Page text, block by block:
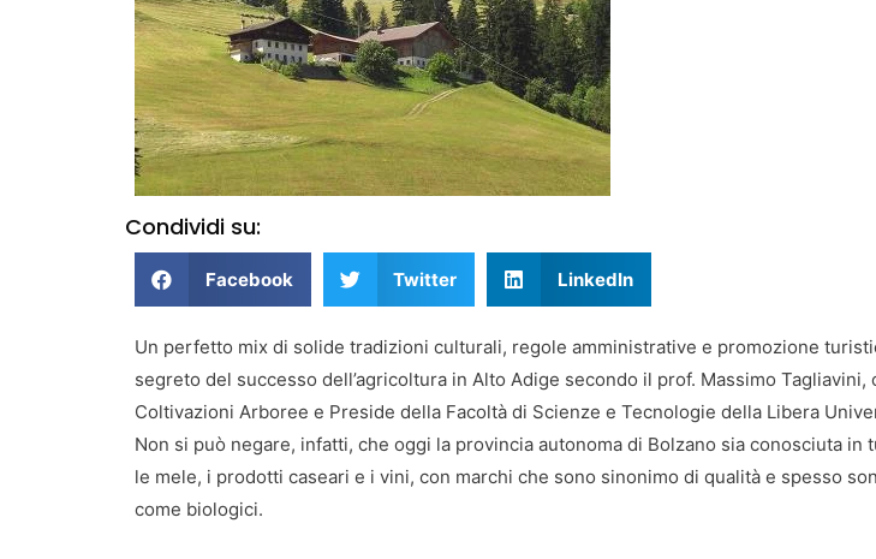
Condividi su:
Facebook Twitter LinkedIn
Un perfetto mix di solide tradizioni culturali, regole amministrative e promozione
segreto del successo dell’agricoltura in Alto Adige secondo il prof. Massimo Tagliavini,
Coltivazioni Arboree e Preside della Facoltà di Scienze e Tecnologie della Libera
Non si può negare, infatti, che oggi la provincia autonoma di Bolzano sia conosciuta in
le mele, i prodotti caseari e i vini, con marchi che sono sinonimo di qualità e spesso
come biologici.